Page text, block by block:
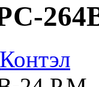
Контэл